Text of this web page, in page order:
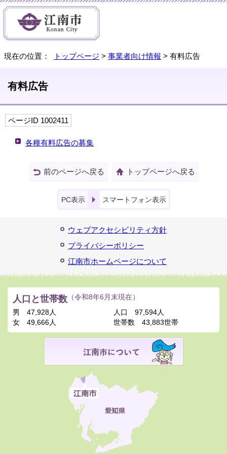
現在の位置： トップページ > 事業者向け情報 > 有料広告
有料広告
ページID 1002411
各種有料広告の募集
前のページへ戻る トップページへ戻る
PC表示 スマートフォン表示
ウェブアクセシビリティ方針
プライバシーポリシー
江南市ホームページについて
人口と世帯数 （令和8年6月末現在）
男
47,928人
女
49,666人
人口
97,594人
世帯数
43,883世帯